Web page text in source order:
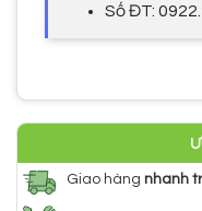
Số ĐT:
Giao hàng nhanh